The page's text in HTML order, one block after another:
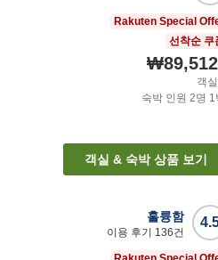
Rakuten Special
선착순 쿠
₩89,512
객
숙박 인원 2명 1
객실 & 숙박 상품 보기
훌륭함
이용 후기 136건